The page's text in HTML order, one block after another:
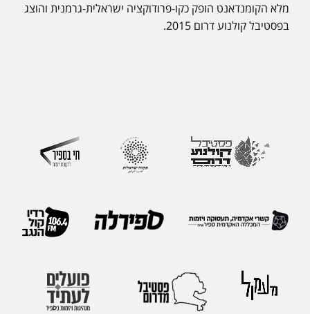
מלא הקומנדאנט הופק כקו-פרודוקציה ישראלית-גרמנית והוצג
בפסטיבל קולנוע דרום 2015.